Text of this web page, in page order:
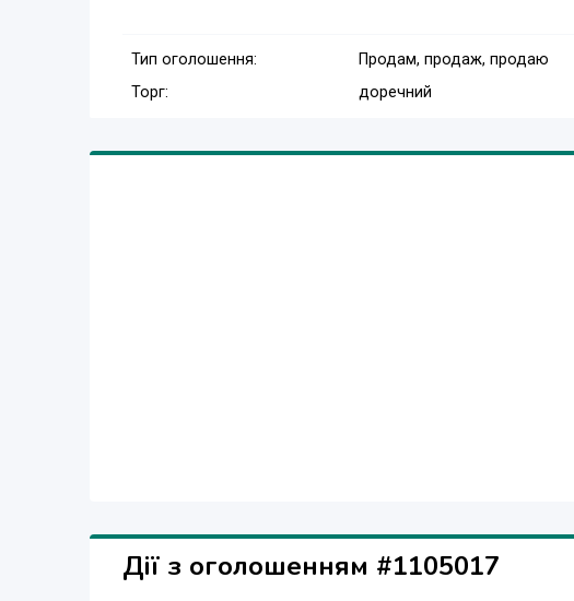
Тип оголошення:
Продам, продаж, продаю
Торг:
доречний
Дії з оголошенням #1105017